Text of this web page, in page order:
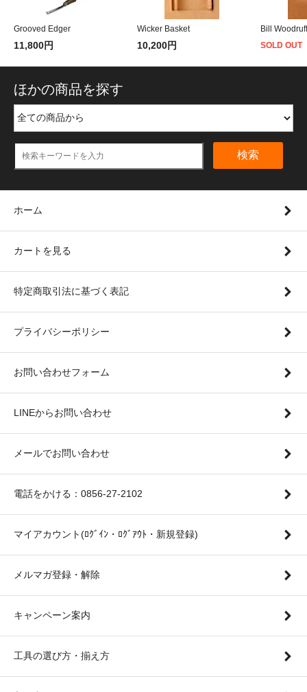
Grooved Edger
11,800円
Wicker Basket
10,200円
Bill
SOLD OUT
ほかの商品を探す
検索
ホーム
カートを見る
特定商取引法に基づく表記
プライバシーポリシー
お問い合わせフォーム
LINEからお問い合わせ
メールでお問い合わせ
電話をかける：0856-27-2102
マイアカウント(ﾛｸﾞｲﾝ・ﾛｸﾞｱｳﾄ・新規登録)
メルマガ登録・解除
キャンペーン案内
工具の選び方・揃え方